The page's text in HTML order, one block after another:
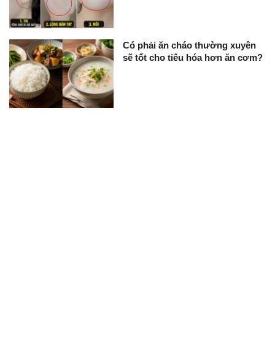
Có phải ăn cháo thường xuyên
sẽ tốt cho tiêu hóa hơn ăn cơm?